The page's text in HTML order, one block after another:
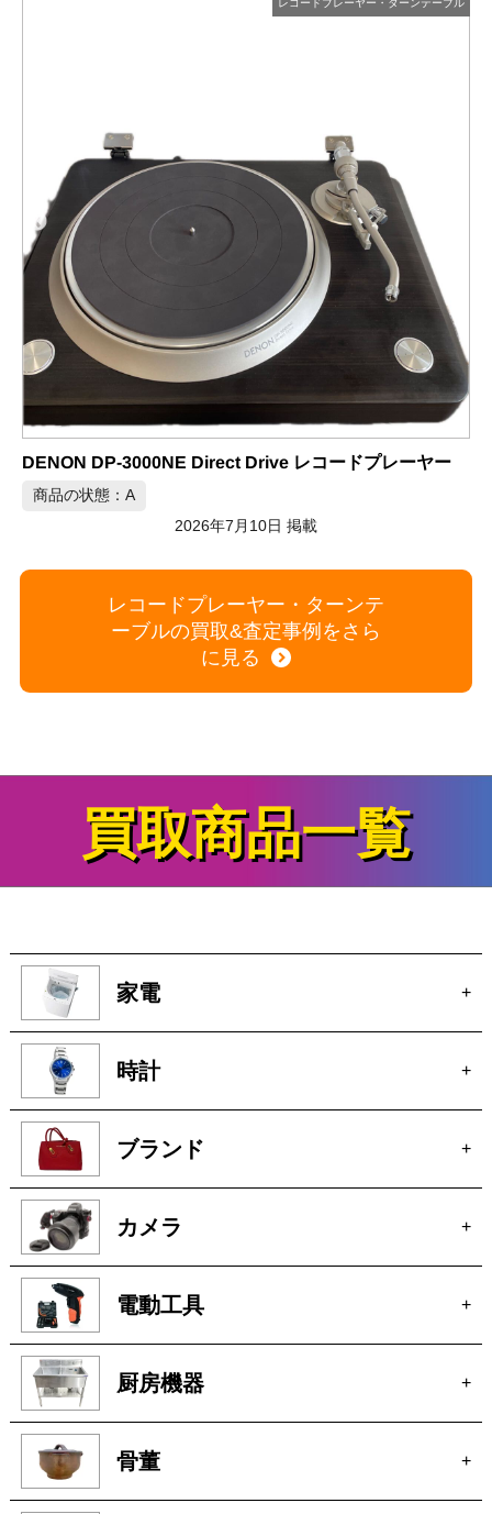
ドプレーヤー
レコードプレー
2026年7月9日 掲載
レコードプレーヤー・ターンテ
ーブルの買取&査定事例をさら
に見る
買取商品一覧
家電 +
時計 +
ブランド +
カメラ +
電動工具 +
厨房機器 +
骨董 +